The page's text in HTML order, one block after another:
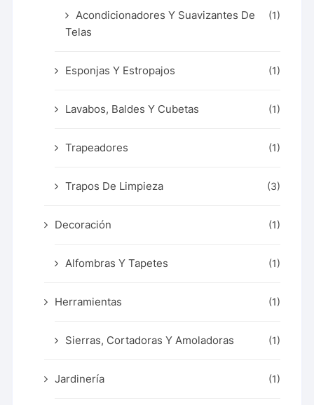
Acondicionadores Y Suavizantes De
Telas
(1)
Esponjas Y Estropajos (1)
Lavabos, Baldes Y Cubetas (1)
Trapeadores (1)
Trapos De Limpieza (3)
Decoración (1)
Alfombras Y Tapetes (1)
Herramientas (1)
Sierras, Cortadoras Y Amoladoras (1)
Jardinería (1)